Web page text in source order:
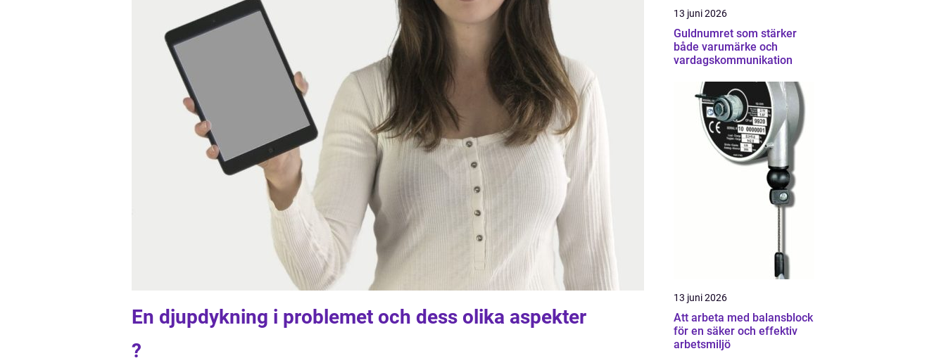
En djupdykning i problemet och dess olika aspekter
?
13 juni 2026
Guldnumret som stärker
både varumärke och
vardagskommunikation
13 juni 2026
Att arbeta med balansblock
för en säker och effektiv
arbetsmiljö